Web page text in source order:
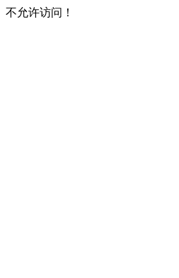
不允许访问！